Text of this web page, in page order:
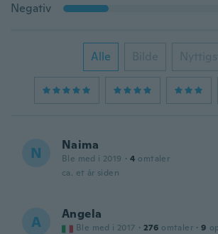
Negativ
Alle Bilde
N Naima
Ble med i 2019 · 4 omtaler
ca. et år siden
A Angela
Ble med i 2017 · 276 omtaler · 9